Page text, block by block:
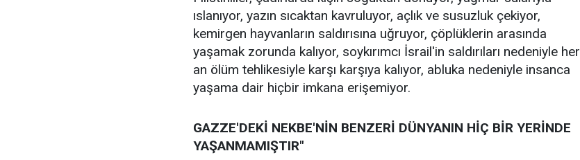
ıslanıyor, yazın sıcaktan kavruluyor, açlık ve susuzluk çekiyor,
kemirgen hayvanların saldırısına uğruyor, çöplüklerin arasında
yaşamak zorunda kalıyor, soykırımcı İsrail'in saldırıları nedeniyle her
an ölüm tehlikesiyle karşı karşıya kalıyor, abluka nedeniyle insanca
yaşama dair hiçbir imkana erişemiyor.
GAZZE'DEKİ NEKBE'NİN BENZERİ DÜNYANIN HİÇ BİR YERİNDE
YAŞANMAMIŞTIR"